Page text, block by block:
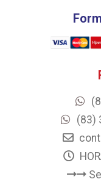
(83)